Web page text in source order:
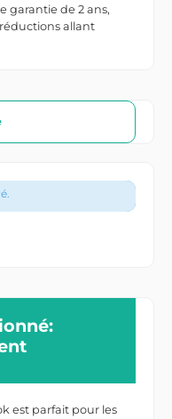
garantie de 2 ans,
allant
est parfait pour les